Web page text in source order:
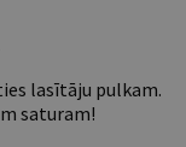
lasītāju pulkam.
saturam!